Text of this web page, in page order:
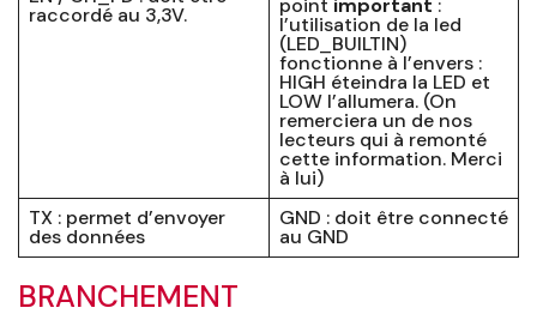
raccordé au 3,3V. point important :
l’utilisation de la led
(LED_BUILTIN)
fonctionne à l’envers :
HIGH éteindra la LED et
LOW l’allumera. (On
remerciera un de nos
lecteurs qui à remonté
cette information. Merci
à lui)
TX : permet d’envoyer
des données
GND : doit être connecté
au GND
BRANCHEMENT